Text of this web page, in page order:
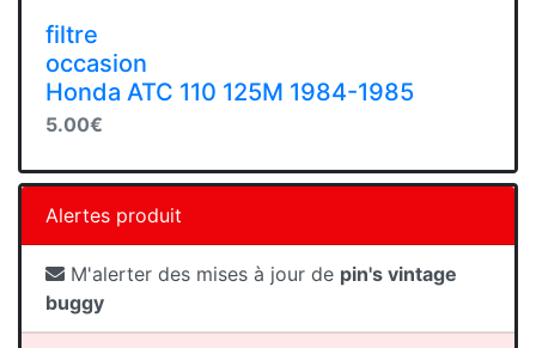
filtre
occasion
Honda ATC 110 125M 1984-1985
5.00€
Alertes produit
M'alerter des mises à jour de pin's vintage
buggy